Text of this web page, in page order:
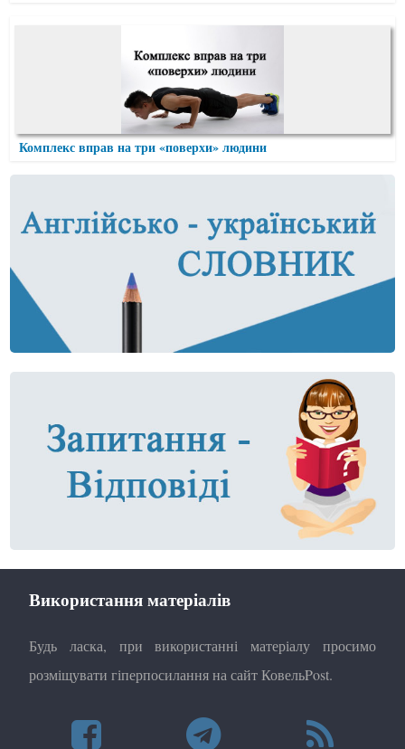
Комплекс вправ на три «поверхи» людини
Використання матеріалів
Будь ласка, при використанні матеріалу просимо
розміщувати гіперпосилання на сайт КовельPost.